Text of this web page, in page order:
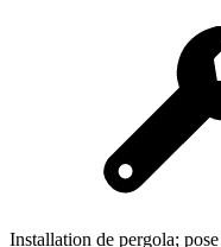
Installation de pergola;